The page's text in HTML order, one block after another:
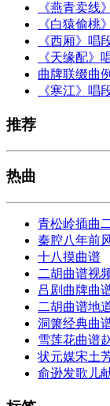
《燕青卖线
《白猿偷桃
《西厢》唱
《天缘配》
曲牌联缀曲
《寒江》唱
推荐
热曲
青松岭插曲
秦腔八年前
十八摸曲谱
二胡曲谱视
吕剧曲牌曲
二胡曲谱地
洞箫经典曲
雪莲花曲谱
状元媒宋土
俞逊发歌儿